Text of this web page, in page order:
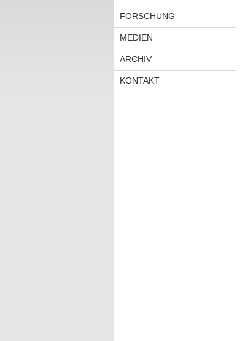
FORSCHUNG
MEDIEN
ARCHIV
KONTAKT